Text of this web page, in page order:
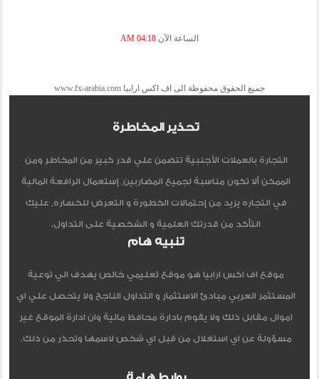
الساعة الآن 04:18 AM
جميع الحقوق محفوظة الى اف اكس ارابيا www.fx-arabia.com
تحذير المخاطرة
التجارة بالعملات الأجنبية تتضمن علي قدر كبير من المخاطر ومن
الممكن ألا تكون مناسبة لجميع المضاربين, إستعمال الرافعة المالية
في التجاره يزيد من إحتمالات الخطورة و التعرض للخساره, عليك
التأكد من قدرتك العلمية و الشخصية على التداول.
تنبيه هام
موقع اف اكس ارابيا هو موقع تعليمي خالص يهدف الي توعية
المستثمر العربي مبادئ الاستثمار و التداول الناجح ولا يتحصل علي اي
اموال مقابل ذلك ولا يقوم بادارة محافظ مالية وان ادارة الموقع غير
مسؤولة عن اي استغلال من قبل اي شخص لاسمها وتحذر من ذلك.